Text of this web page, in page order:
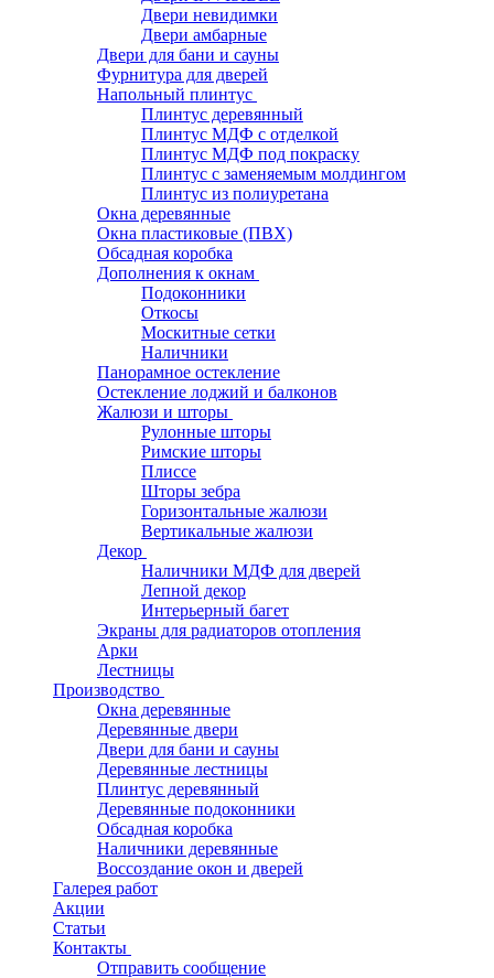
Двери невидимки
Двери амбарные
Двери для бани и сауны
Фурнитура для дверей
Напольный плинтус
Плинтус деревянный
Плинтус МДФ с отделкой
Плинтус МДФ под покраску
Плинтус с заменяемым молдингом
Плинтус из полиуретана
Окна деревянные
Окна пластиковые (ПВХ)
Обсадная коробка
Дополнения к окнам
Подоконники
Откосы
Москитные сетки
Наличники
Панорамное остекление
Остекление лоджий и балконов
Жалюзи и шторы
Рулонные шторы
Римские шторы
Плиссе
Шторы зебра
Горизонтальные жалюзи
Вертикальные жалюзи
Декор
Наличники МДФ для дверей
Лепной декор
Интерьерный багет
Экраны для радиаторов отопления
Арки
Лестницы
Производство
Окна деревянные
Деревянные двери
Двери для бани и сауны
Деревянные лестницы
Плинтус деревянный
Деревянные подоконники
Обсадная коробка
Наличники деревянные
Воссоздание окон и дверей
Галерея работ
Акции
Статьи
Контакты
Отправить сообщение